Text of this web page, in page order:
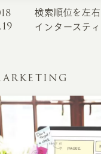
ザーをファン化する コ
のターゲットに的確に訴
ゲットの属性にあわせて
検索順位を左
インターステ